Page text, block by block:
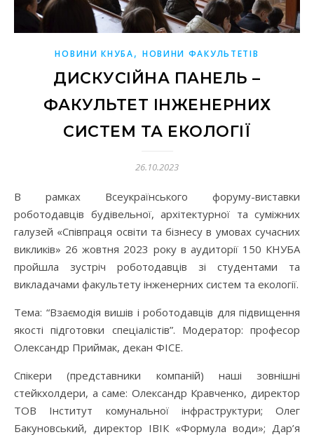
НОВИНИ КНУБА, НОВИНИ ФАКУЛЬТЕТІВ
ДИСКУСІЙНА ПАНЕЛЬ –
ФАКУЛЬТЕТ ІНЖЕНЕРНИХ
СИСТЕМ ТА ЕКОЛОГІЇ
26.10.2023
В рамках Всеукраїнського форуму-виставки
роботодавців будівельної, архітектурної та суміжних
галузей «Співпраця освіти та бізнесу в умовах сучасних
викликів» 26 жовтня 2023 року в аудиторії 150 КНУБА
пройшла зустріч роботодавців зі студентами та
викладачами факультету інженерних систем та екології.
Тема: “Взаємодія вишів і роботодавців для підвищення
якості підготовки спеціалістів”. Модератор: професор
Олександр Приймак, декан ФІСЕ.
Спікери (представники компаній) наші зовнішні
стейкхолдери, а саме: Олександр Кравченко, директор
ТОВ Інститут комунальної інфраструктури; Олег
Бакуновський, директор ІВІК «Формула води»; Дар’я